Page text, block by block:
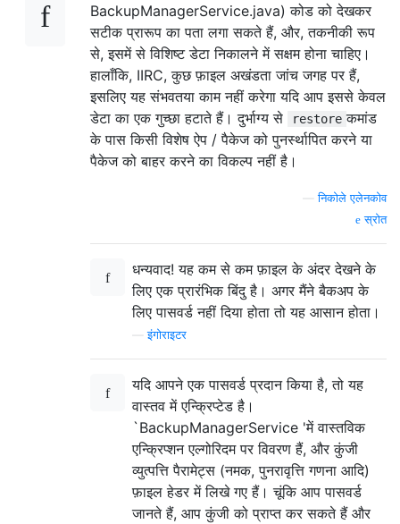
BackupManagerService.java) कोड को देखकर
सटीक प्रारूप का पता लगा सकते हैं, और, तकनीकी रूप
से, इसमें से विशिष्ट डेटा निकालने में सक्षम होना चाहिए।
हालाँकि, IIRC, कुछ फ़ाइल अखंडता जांच जगह पर हैं,
इसलिए यह संभवतया काम नहीं करेगा यदि आप इससे केवल
डेटा का एक गुच्छा हटाते हैं। दुर्भाग्य से
restore कमांड
के पास किसी विशेष ऐप / पैकेज को पुनर्स्थापित करने या
पैकेज को बाहर करने का विकल्प नहीं है।
—निकोले एलेनकोव
स्रोत
धन्यवाद! यह कम से कम फ़ाइल के अंदर देखने के
लिए एक प्रारंभिक बिंदु है। अगर मैंने बैकअप के
लिए पासवर्ड नहीं दिया होता तो यह आसान होता।
—इंगोराइटर
यदि आपने एक पासवर्ड प्रदान किया है, तो यह
वास्तव में एन्क्रिप्टेड है।
`BackupManagerService 'में वास्तविक
एन्क्रिप्शन एल्गोरिदम पर विवरण हैं, और कुंजी
व्युत्पत्ति पैरामेट्स (नमक, पुनरावृत्ति गणना आदि)
फ़ाइल हेडर में लिखे गए हैं। चूंकि आप पासवर्ड
जानते हैं, आप कुंजी को प्राप्त कर सकते हैं और